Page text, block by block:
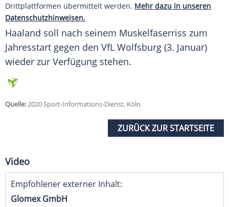
Drittplattformen übermittelt werden. Mehr dazu in unseren
Datenschutzhinweisen.
Haaland soll nach seinem Muskelfaserriss zum
Jahresstart gegen den VfL Wolfsburg (3. Januar)
wieder zur Verfügung stehen.
Quelle:2020 Sport-Informations-Dienst, Köln
ZURÜCK ZUR STARTSEITE
Video
Empfohlener externer Inhalt:
Glomex GmbH